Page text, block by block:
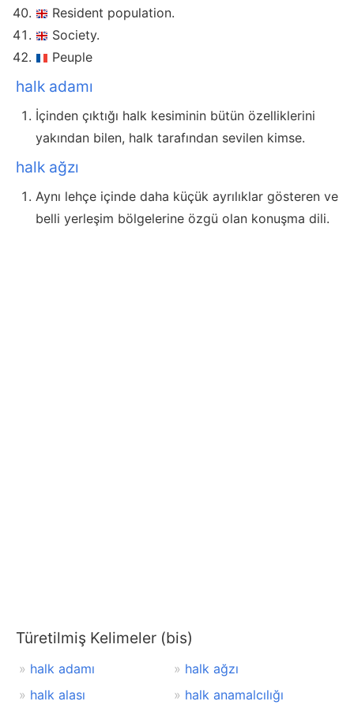
Resident population.
Society.
Peuple
halk adamı
İçinden çıktığı halk kesiminin bütün özelliklerini
yakından bilen, halk tarafından sevilen kimse.
halk ağzı
Aynı lehçe içinde daha küçük ayrılıklar gösteren ve
belli yerleşim bölgelerine özgü olan konuşma dili.
Türetilmiş Kelimeler (bis)
halk adamı
halk ağzı
halk alası
halk anamalcılığı